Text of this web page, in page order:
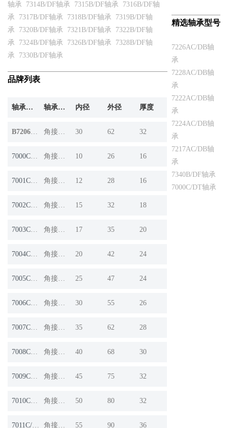
轴承
7314B/DF轴承 7315B/DF轴承
7316B/DF轴
承
7317B/DF轴承 7318B/DF轴承
7319B/DF轴
承
7320B/DF轴承 7321B/DF轴承
7322B/DF轴
承
7324B/DF轴承 7326B/DF轴承
7328B/DF轴
承
7330B/DF轴承
品牌列表
轴承产品 轴承系列 内径 外径 厚度
B7206CT.T.P4S.UL 角接触球轴承 30 62 32
7000C/DT 角接触球轴承 10 26 16
7001C/DT 角接触球轴承 12 28 16
7002C/DT 角接触球轴承 15 32 18
7003C/DT 角接触球轴承 17 35 20
7004C/DT 角接触球轴承 20 42 24
7005C/DT 角接触球轴承 25 47 24
7006C/DT 角接触球轴承 30 55 26
7007C/DT 角接触球轴承 35 62 28
7008C/DT 角接触球轴承 40 68 30
7009C/DT 角接触球轴承 45 75 32
7010C/DT 角接触球轴承 50 80 32
7011C/DT 角接触球轴承 55 90 36
精选轴承型号
7226AC/DB轴
承
7228AC/DB轴
承
7222AC/DB轴
承
7224AC/DB轴
承
7217AC/DB轴
承
7340B/DF轴承
7000C/DT轴承